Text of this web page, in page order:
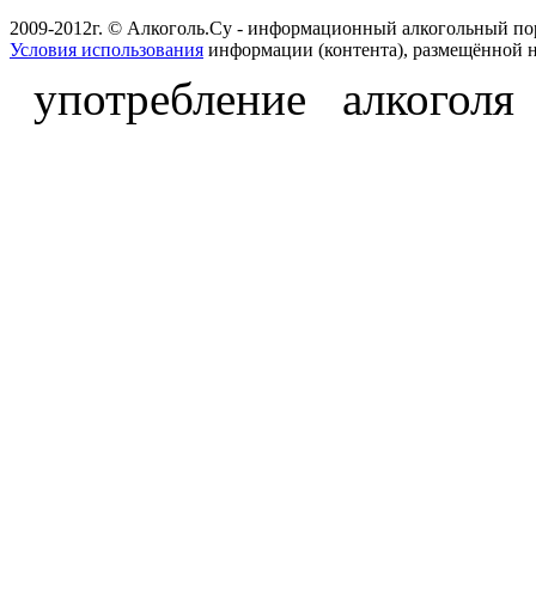
2009-2012г. © Алкоголь.Су - информационный алкогольный
Условия использования информации (контента), размещённой
употребление